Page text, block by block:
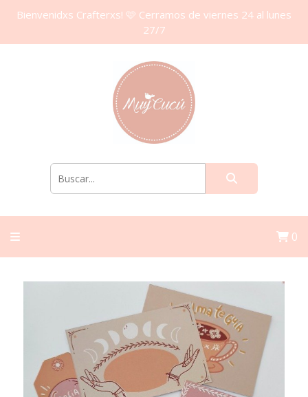
Bienvenidxs Crafterxs! 🩷 Cerramos de viernes 24 al lunes
27/7
0